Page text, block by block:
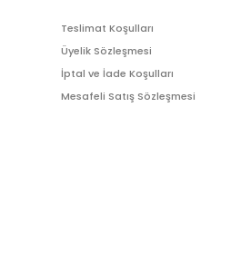
Teslimat Koşulları
Üyelik Sözleşmesi
İptal ve İade Koşulları
Mesafeli Satış Sözleşmesi